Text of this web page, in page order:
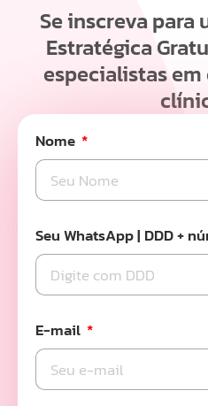
Se inscreva para
Estratégica
especialistas
Nome
Seu WhatsApp | DDD +
E-mail